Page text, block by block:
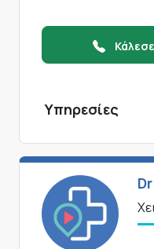
Υπηρεσίες